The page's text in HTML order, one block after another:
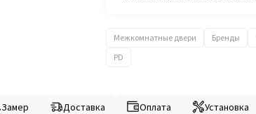
Межкомнатные двери Бренды
PD
Замер Доставка Оплата Установка